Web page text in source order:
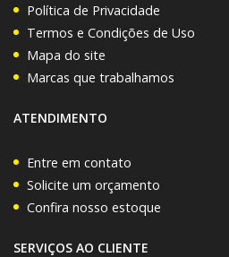
Política de Privacidade
Termos e Condições de Uso
Mapa do site
Marcas que trabalhamos
ATENDIMENTO
Entre em contato
Solicite um orçamento
Confira nosso estoque
SERVIÇOS AO CLIENTE